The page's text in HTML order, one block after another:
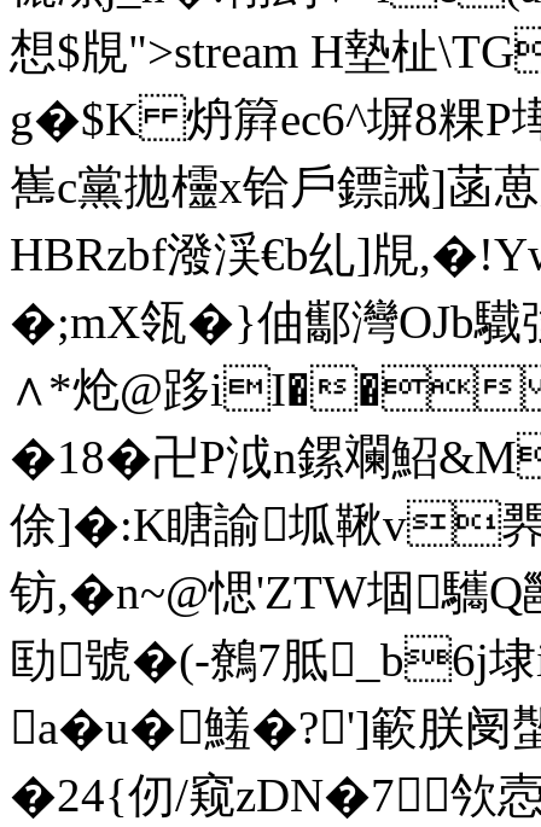
想$覑 >stream H墊杫
g�$K 炿簈ec6^塀8粿P
嶲c黨拋欞x铪戶鏢誡]菡
HBRzbf潑渓€b乣]覑
�;mX瓴�}伷酅灣OJb
∧*炝@跢iI�� 勢
�18�卍P泧n鏍斕鮉
俆]�:K瞊諭坬鞦v臩
钫,�n~@愢'ZTW堌驨Q
劻號�(-鷯7胝_b6j
a�u�鱃�?']簐朕阌
�24{仞/窥zDN�7欦